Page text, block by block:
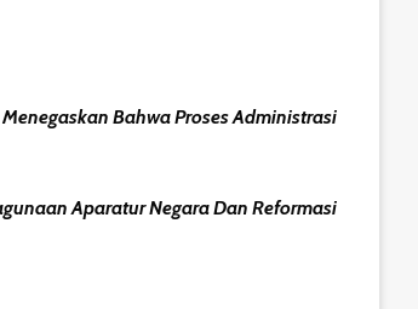
Bahwa Proses Administrasi
Aparatur Negara Dan Reformasi